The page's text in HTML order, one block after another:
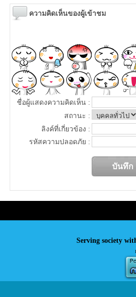
ความคิดเห็นของผู้เข้าชม
ชื่อผู้แสดงความคิดเห็น :
สถานะ :
ลิงค์ที่เกี่ยวข้อง :
รหัสความปลอดภัย :
Serving society